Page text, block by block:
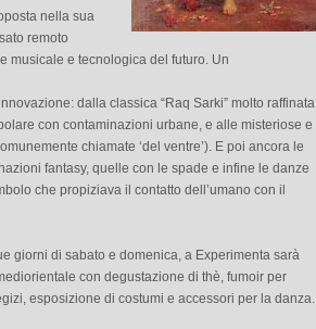
nella sua
remoto
musicale e tecnologica del futuro. Un
dalla classica “Raq Sarki” molto raffinata
con contaminazioni urbane, e alle misteriose e
chiamate ‘del ventre’). E poi ancora le
fantasy, quelle con le spade e infine le danze
che propiziava il contatto dell’umano con il
giorni di sabato e domenica, a Experimenta sarà
con degustazione di thè, fumoir per
esposizione di costumi e accessori per la danza.